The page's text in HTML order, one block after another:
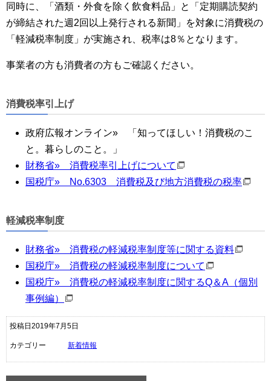
同時に、「酒類・外食を除く飲食料品」と「定期購読契約
が締結された週2回以上発行される新聞」を対象に消費税の
「軽減税率制度」が実施され、税率は8％となります。
事業者の方も消費者の方もご確認ください。
消費税率引上げ
政府広報オンライン» 「知ってほしい！消費税のこ
と。暮らしのこと。」
財務省» 消費税率引上げについて
国税庁» No.6303 消費税及び地方消費税の税率
軽減税率制度
財務省» 消費税の軽減税率制度等に関する資料
国税庁» 消費税の軽減税率制度について
国税庁» 消費税の軽減税率制度に関するQ＆A（個別
事例編）
投稿日2019年7月5日
カテゴリー 新着情報